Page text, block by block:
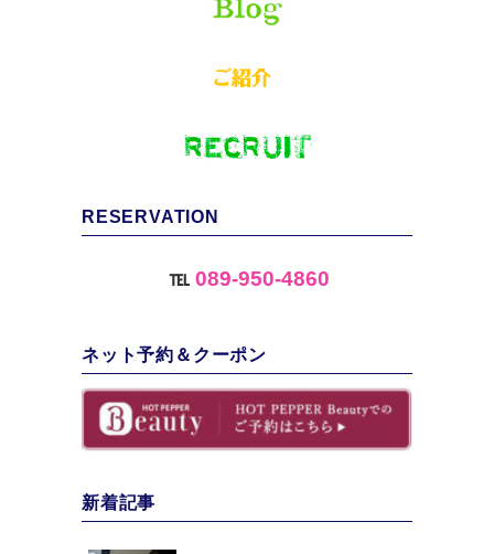
RESERVATION
℡ 089-950-4860
ネット予約＆クーポン
新着記事